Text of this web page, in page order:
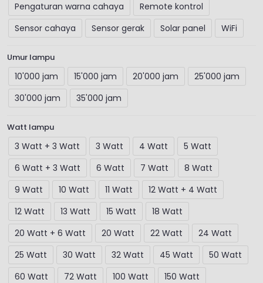
Pengaturan warna cahaya
Remote kontrol
Sensor cahaya
Sensor gerak Solar panel WiFi
Umur lampu
10'000 jam 15'000 jam 20'000 jam
25'000 jam
30'000 jam
35'000 jam
Watt lampu
3 Watt + 3 Watt 3 Watt 4 Watt
5 Watt
6 Watt + 3 Watt
6 Watt 7 Watt
8 Watt
9 Watt
10 Watt 11 Watt
12 Watt + 4 Watt
12 Watt
13 Watt 15 Watt
18 Watt
20 Watt + 6 Watt
20 Watt 22 Watt
24 Watt
25 Watt
30 Watt 32 Watt 45 Watt
50 Watt
60 Watt
72 Watt 100 Watt
150 Watt